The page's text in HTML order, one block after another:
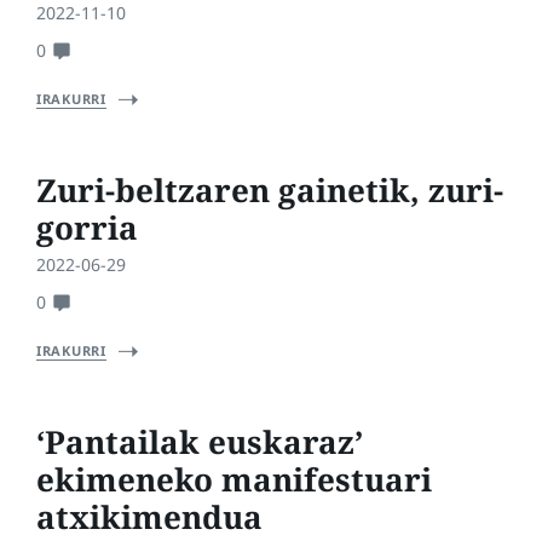
2022-11-10
0
IRAKURRI
Zuri-beltzaren gainetik, zuri-
gorria
2022-06-29
0
IRAKURRI
‘Pantailak euskaraz’
ekimeneko manifestuari
atxikimendua